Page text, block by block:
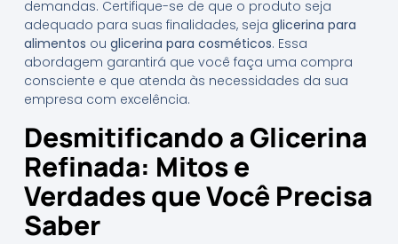
demandas. Certifique-se de que o produto seja
adequado para suas finalidades, seja glicerina para
alimentos ou glicerina para cosméticos. Essa
abordagem garantirá que você faça uma compra
consciente e que atenda às necessidades da sua
empresa com excelência.
Desmitificando a Glicerina
Refinada: Mitos e
Verdades que Você Precisa
Saber